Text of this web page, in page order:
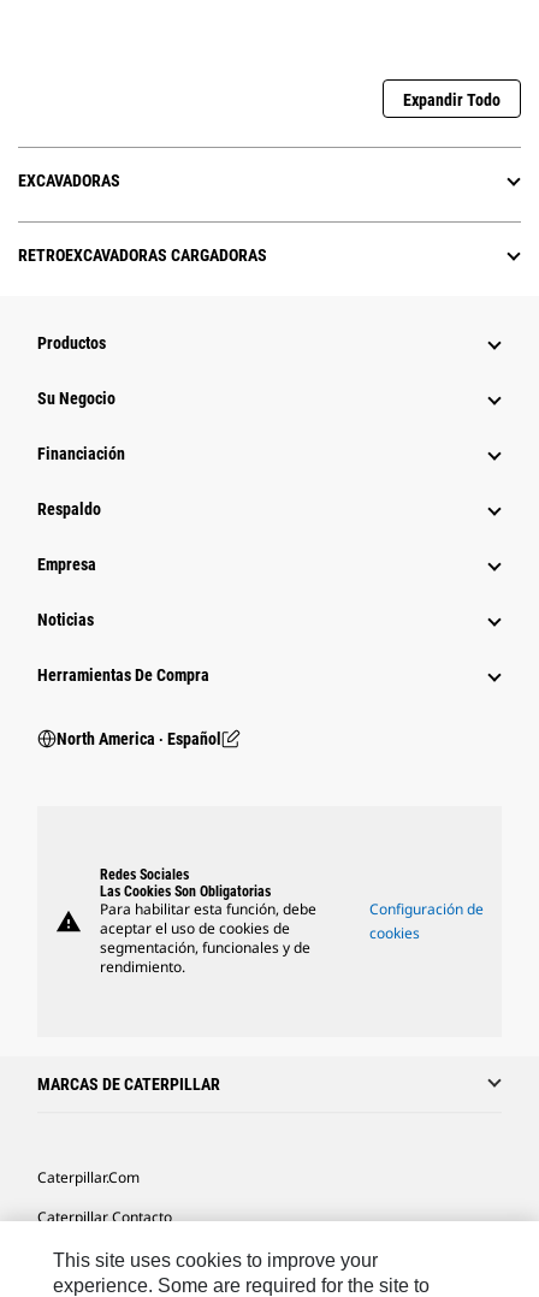
Expandir Todo
EXCAVADORAS
RETROEXCAVADORAS CARGADORAS
Productos
Su Negocio
Financiación
Respaldo
Empresa
Noticias
Herramientas De Compra
North America ‧ Español
warning
Redes Sociales
Las Cookies Son Obligatorias
Para habilitar esta función, debe
aceptar el uso de cookies de
segmentación, funcionales y de
rendimiento.
Configuración de
cookies
MARCAS DE CATERPILLAR
Caterpillar.com
Caterpillar Contacto
Mis Preferencias De Marketing
This site uses cookies to improve your
experience. Some are required for the site to